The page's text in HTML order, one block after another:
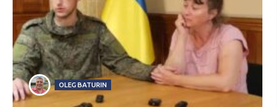
OLEG BATURIN